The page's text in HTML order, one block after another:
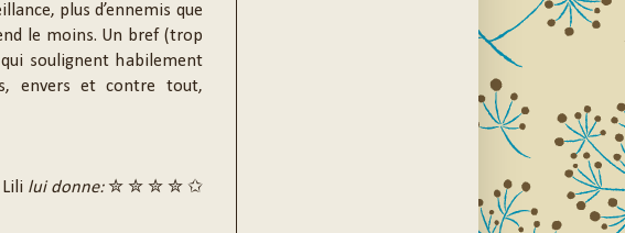
plus d’ennemis que
le moins. Un bref (trop
soulignent habilement
envers et contre tout,
Lili lui donne:✮ ✮ ✮ ✮ ✩